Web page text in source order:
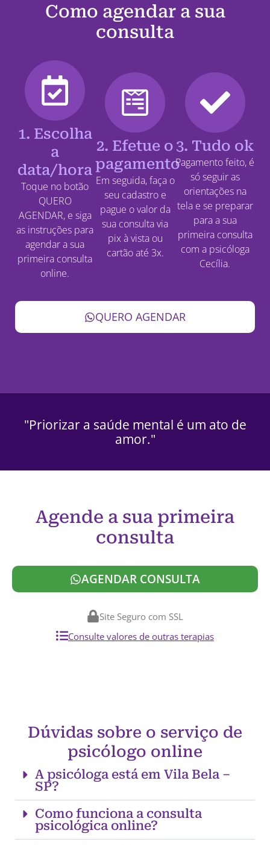
Como agendar a sua
consulta
1. Escolha
a
data/hora
Toque no botão
QUERO
AGENDAR, e siga
as instruções para
agendar a sua
primeira consulta
online.
2. Efetue o
pagamento
Em seguida, faça o
seu cadastro e
pague o valor da
sua consulta via
pix à vista ou
cartão até 3x.
3. Tudo ok
Pagamento feito, é
só seguir as
orientações na
tela e se preparar
para a sua
primeira consulta
com a psicóloga
Cecília.
QUERO AGENDAR
"Priorizar a saúde mental é um ato de
amor."
Agende a sua primeira
consulta
AGENDAR CONSULTA
Site Seguro com SSL
Consulte valores de outras terapias
Dúvidas sobre o serviço de
psicólogo online
A psicóloga está em Vila Bela –
SP?
Como funciona a consulta
psicológica online?